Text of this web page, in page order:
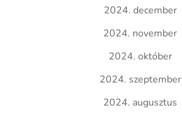
2024. december
2024. november
2024. október
2024. szeptember
2024. augusztus